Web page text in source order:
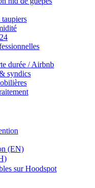
durée / Airbnb
syndics
(EN)
sur Hoodspot